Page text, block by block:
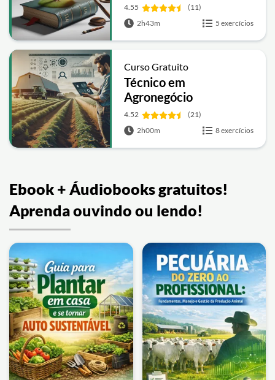
4.55
(11)
2h43m
5 exercícios
Curso Gratuito
Técnico em
Agronegócio
4.52
(21)
2h00m
8 exercícios
Ebook + Áudiobooks gratuitos!
Aprenda ouvindo ou lendo!